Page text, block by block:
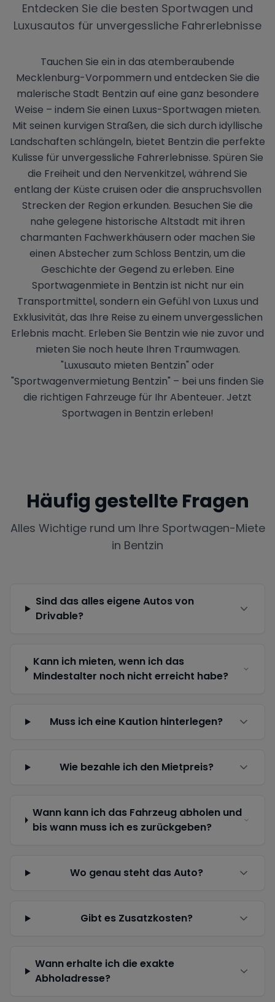
Entdecken Sie die besten Sportwagen und
Luxusautos für unvergessliche Fahrerlebnisse
Tauchen Sie ein in das atemberaubende
Mecklenburg-Vorpommern und entdecken Sie die
malerische Stadt Bentzin auf eine ganz besondere
Weise – indem Sie einen Luxus-Sportwagen mieten.
Mit seinen kurvigen Straßen, die sich durch idyllische
Landschaften schlängeln, bietet Bentzin die perfekte
Kulisse für unvergessliche Fahrerlebnisse. Spüren Sie
die Freiheit und den Nervenkitzel, während Sie
entlang der Küste cruisen oder die anspruchsvollen
Strecken der Region erkunden. Besuchen Sie die
nahe gelegene historische Altstadt mit ihren
charmanten Fachwerkhäusern oder machen Sie
einen Abstecher zum Schloss Bentzin, um die
Geschichte der Gegend zu erleben. Eine
Sportwagenmiete in Bentzin ist nicht nur ein
Transportmittel, sondern ein Gefühl von Luxus und
Exklusivität, das Ihre Reise zu einem unvergesslichen
Erlebnis macht. Erleben Sie Bentzin wie nie zuvor und
mieten Sie noch heute Ihren Traumwagen.
"Luxusauto mieten Bentzin" oder
"Sportwagenvermietung Bentzin" – bei uns finden Sie
die richtigen Fahrzeuge für Ihr Abenteuer. Jetzt
Sportwagen in Bentzin erleben!
Häufig gestellte Fragen
Alles Wichtige rund um Ihre Sportwagen-Miete
in Bentzin
Sind das alles eigene Autos von
Drivable?
Kann ich mieten, wenn ich das
Mindestalter noch nicht erreicht habe?
Muss ich eine Kaution hinterlegen?
Wie bezahle ich den Mietpreis?
Wann kann ich das Fahrzeug abholen und
bis wann muss ich es zurückgeben?
Wo genau steht das Auto?
Gibt es Zusatzkosten?
Wann erhalte ich die exakte
Abholadresse?